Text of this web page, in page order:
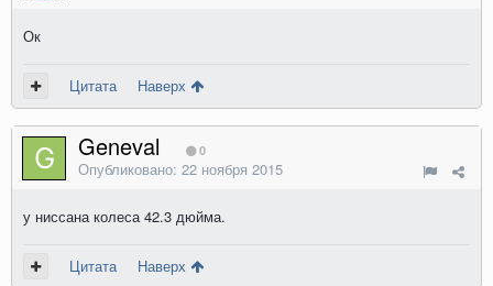
Ок
Цитата Наверх
Geneval 0
Опубликовано: 22 ноября 2015
у ниссана колеса 42.3 дюйма.
Цитата Наверх